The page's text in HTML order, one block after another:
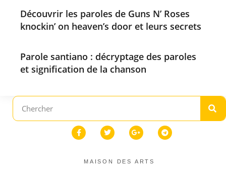
Découvrir les paroles de Guns N’ Roses
knockin’ on heaven’s door et leurs secrets
Parole santiano : décryptage des paroles
et signification de la chanson
MAISON DES ARTS